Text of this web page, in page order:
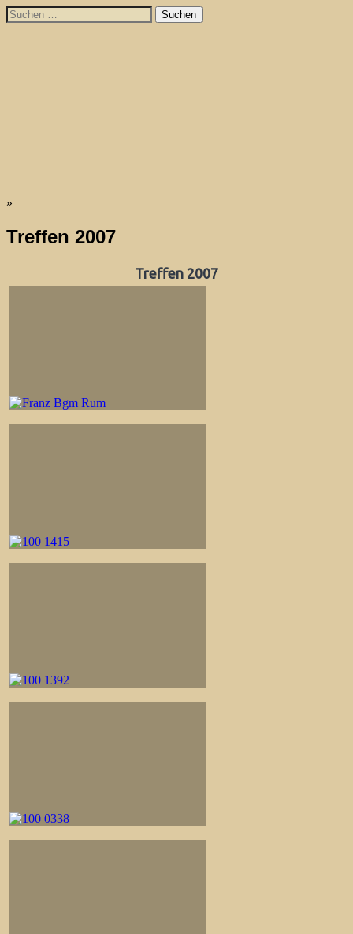
Skip
to
Suchen
nach:
HOG
»
Treffen 2007
Treffen 2007